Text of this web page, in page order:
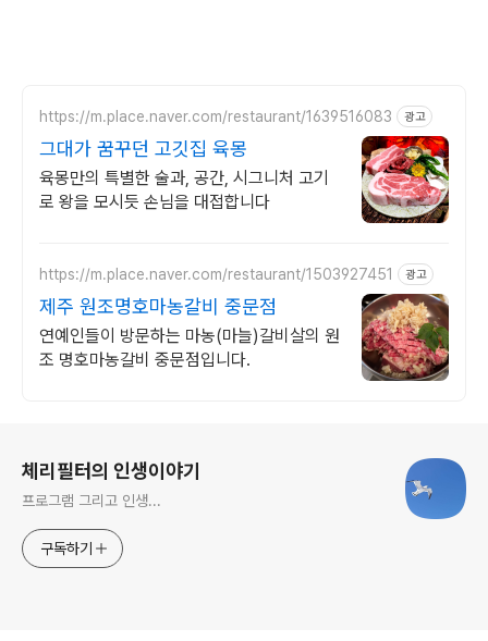
https://m.place.naver.com/restaurant/1639516083 광고
그대가 꿈꾸던 고깃집 육몽
육몽만의 특별한 술과, 공간, 시그니처 고기
로 왕을 모시듯 손님을 대접합니다
https://m.place.naver.com/restaurant/1503927451 광고
제주 원조명호마농갈비 중문점
연예인들이 방문하는 마농(마늘)갈비살의 원
조 명호마농갈비 중문점입니다.
체리필터의 인생이야기
프로그램 그리고 인생...
구독하기